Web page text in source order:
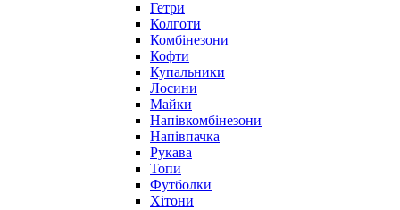
Гетри
Колготи
Комбінезони
Кофти
Купальники
Лосини
Майки
Напівкомбінезони
Напівпачка
Рукава
Топи
Футболки
Хітони